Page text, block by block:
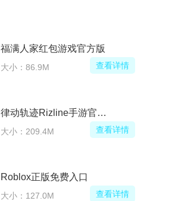
福满人家红包游戏官方版
大小：86.9M 查看详情
律动轨迹Rizline手游官方正版
大小：209.4M 查看详情
Roblox正版免费入口
大小：127.0M 查看详情